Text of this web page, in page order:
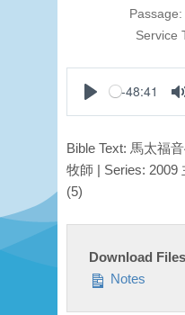
Passage:
Service
Play
-48:41
Bible Text: 馬太福
牧師 | Series: 2009
(5)
Download Files
Notes